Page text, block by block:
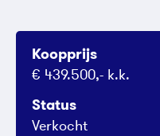
Koopprijs
€ 439.500,- k.k.
Status
Verkocht